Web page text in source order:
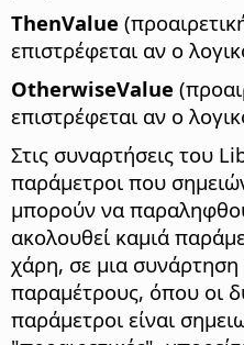
ThenValue
επιστρέφεται αν ο
OtherwiseValue
επιστρέφεται αν ο
Στις συναρτήσεις του
παράμετροι που
μπορούν να
ακολουθεί καμιά
χάρη, σε μια συνάρτηση
παραμέτρους, όπου οι
παράμετροι είναι